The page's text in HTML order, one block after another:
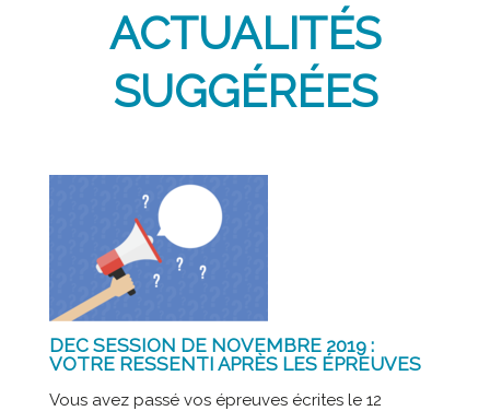
ACTUALITÉS
SUGGÉRÉES
DEC SESSION DE NOVEMBRE 2019 :
VOTRE RESSENTI APRÈS LES ÉPREUVES
Vous avez passé vos épreuves écrites le 12